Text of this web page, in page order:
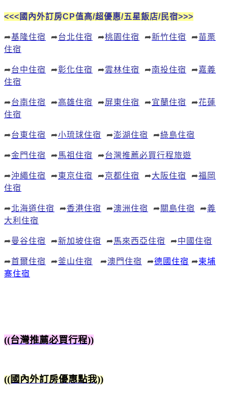
<<<國內外訂房CP值高/超優惠/五星飯店/民宿>>>
➦基隆住宿 ➦台北住宿 ➦桃園住宿 ➦新竹住宿 ➦苗栗
住宿
➦台中住宿 ➦彰化住宿 ➦雲林住宿 ➦南投住宿 ➦嘉義
住宿
➦台南住宿 ➦高雄住宿 ➦屏東住宿 ➦宜蘭住宿 ➦花蓮
住宿
➦台東住宿 ➦小琉球住宿 ➦澎湖住宿 ➦綠島住宿
➦金門住宿 ➦馬祖住宿 ➦台灣推薦必買行程旅遊
➦沖繩住宿 ➦東京住宿 ➦京都住宿 ➦大阪住宿 ➦福岡
住宿
➦北海道住宿 ➦香港住宿 ➦澳洲住宿 ➦關島住宿 ➦義
大利住宿
➦曼谷住宿 ➦新加坡住宿 ➦馬來西亞住宿 ➦中國住宿
➦首爾住宿 ➦釜山住宿 ➦澳門住宿 ➦德國住宿 ➦柬埔
寨住宿
((台灣推薦必買行程))
((國內外訂房優惠點我))